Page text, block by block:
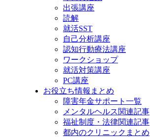
出張講座
読解
就活SST
自己分析講座
認知行動療法講座
ワークショップ
就活対策講座
PC講座
お役立ち情報まとめ
障害年金サポート一覧
メンタルヘルス関連記事
福祉制度・法律関連記事
都内のクリニックまとめ